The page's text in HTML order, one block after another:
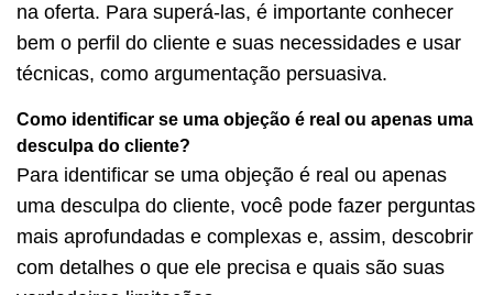
na oferta. Para superá-las, é importante conhecer
bem o perfil do cliente e suas necessidades e usar
técnicas, como argumentação persuasiva.
Como identificar se uma objeção é real ou apenas uma
desculpa do cliente?
Para identificar se uma objeção é real ou apenas
uma desculpa do cliente, você pode fazer perguntas
mais aprofundadas e complexas e, assim, descobrir
com detalhes o que ele precisa e quais são suas